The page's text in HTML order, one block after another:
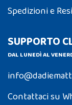
Spedizioni e Resi
SUPPORTO
DAL LUNEDÌ AL
Contattaci su